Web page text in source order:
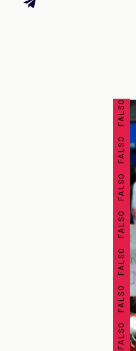
FALSO FALSO FALSO FALSO FALSO FALSO FALSO FALSO